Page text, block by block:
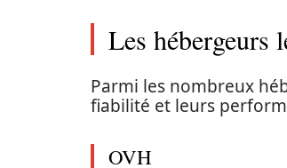
Les hébergeurs
Parmi les nombreux
fiabilité et leurs
OVH